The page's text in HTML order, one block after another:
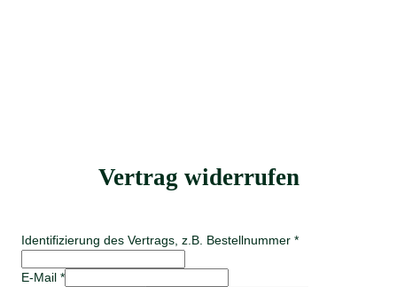
Vertrag widerrufen
Identifizierung des Vertrags, z.B. Bestellnummer *
E-Mail *